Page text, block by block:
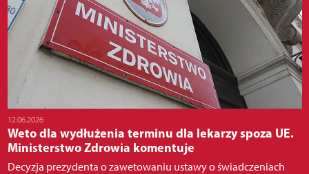
12.06.2026
Weto dla wydłużenia terminu dla lekarzy spoza UE.
Ministerstwo Zdrowia komentuje
Decyzja prezydenta o zawetowaniu ustawy o świadczeniach